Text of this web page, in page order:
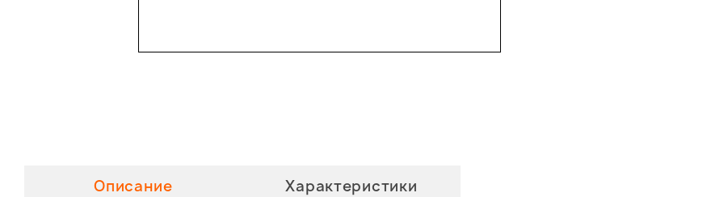
Описание Характеристики